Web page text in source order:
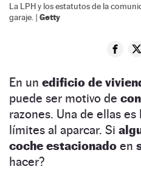
La LPH y los estatutos de la
garaje. | Getty
En un edificio de
puede ser motivo de
razones. Una de ellas
límites al aparcar. Si
coche estacionado en
hacer?